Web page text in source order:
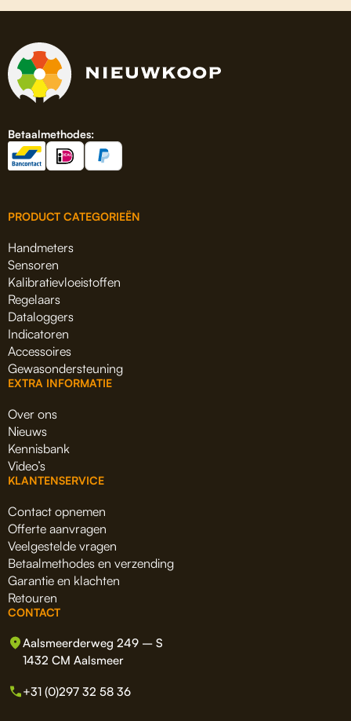
Betaalmethodes:
PRODUCT CATEGORIEËN
Handmeters
Sensoren
Kalibratievloeistoffen
Regelaars
Dataloggers
Indicatoren
Accessoires
Gewasondersteuning
EXTRA INFORMATIE
Over ons
Nieuws
Kennisbank
Video’s
KLANTENSERVICE
Contact opnemen
Offerte aanvragen
Veelgestelde vragen
Betaalmethodes en verzending
Garantie en klachten
Retouren
CONTACT
Aalsmeerderweg 249 – S
1432 CM Aalsmeer
+31 (0)297 32 58 36